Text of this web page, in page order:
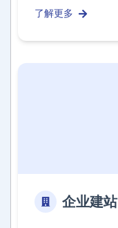
了解更多
企业建站